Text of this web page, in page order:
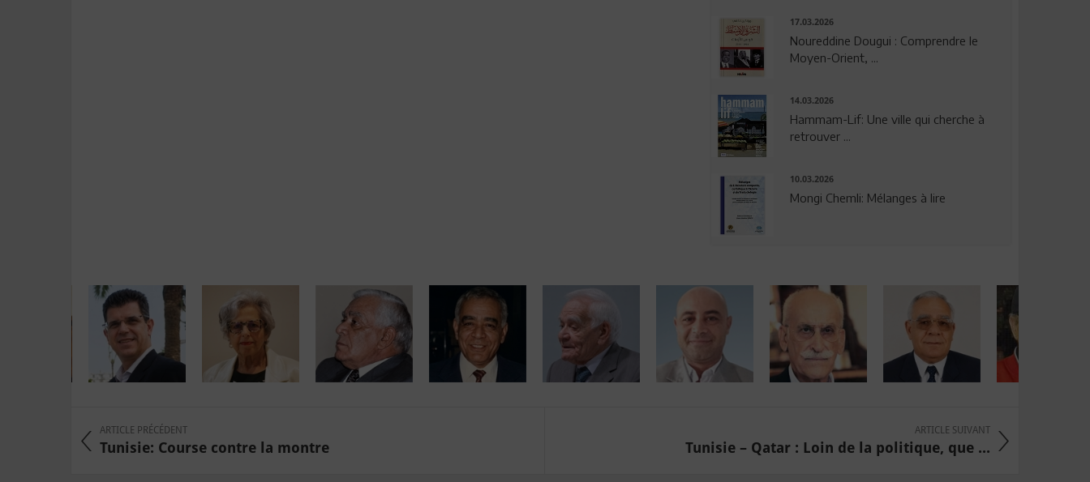
17.03.2026
Noureddine Dougui : Comprendre le
Moyen-Orient, ...
14.03.2026
Hammam-Lif: Une ville qui cherche à
retrouver ...
10.03.2026
Mongi Chemli: Mélanges à lire
ARTICLE PRÉCÉDENT
Tunisie: Course contre la montre
ARTICLE SUIVANT
Tunisie – Qatar : Loin de la politique, que ...